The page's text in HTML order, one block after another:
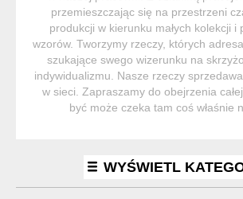
przemieszczając się na przestrzeni
produkcji w kierunku małych kolekcji i
wzorów. Tworzymy rzeczy, których
szukające swego wizerunku na
indywidualizmu. Nasze rzeczy
w sieci. Zapraszamy do obejrzenia
być może czeka tam coś właśnie
WYŚWIETL